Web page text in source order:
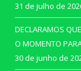
31 de julho de
DECLARAMOS
O MOMENTO
30 de junho de